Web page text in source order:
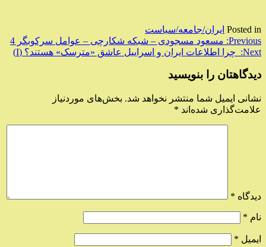
Posted in ایران/جامعه/سیاست
راهبری
نوشته
Previous: مسعود مسجودی – شبکه شکارچی – عوامل سرکوبگر 4
Next:
چرا اطلاعات ایران و اسراییل عاشق «مترسک» هستند؟ (I)
دیدگاهتان را بنویسید
نشانی ایمیل شما منتشر نخواهد شد. بخش‌های موردنیاز
علامت‌گذاری شده‌اند *
دیدگاه *
نام *
ایمیل *